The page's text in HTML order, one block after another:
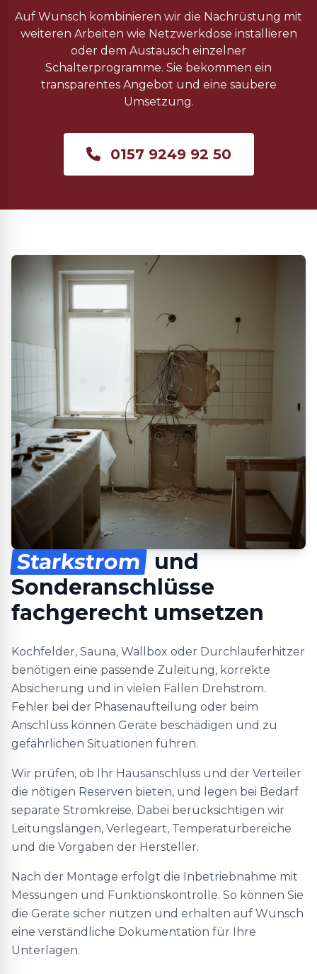
Auf Wunsch kombinieren wir die Nachrüstung mit
weiteren Arbeiten wie Netzwerkdose installieren
oder dem Austausch einzelner
Schalterprogramme. Sie bekommen ein
transparentes Angebot und eine saubere
Umsetzung.
0157 9249 92 50
Starkstrom
und
Sonderanschlüsse
fachgerecht umsetzen
Kochfelder, Sauna, Wallbox oder Durchlauferhitzer
benötigen eine passende Zuleitung, korrekte
Absicherung und in vielen Fällen Drehstrom.
Fehler bei der Phasenaufteilung oder beim
Anschluss können Geräte beschädigen und zu
gefährlichen Situationen führen.
Wir prüfen, ob Ihr Hausanschluss und der Verteiler
die nötigen Reserven bieten, und legen bei Bedarf
separate Stromkreise. Dabei berücksichtigen wir
Leitungslängen, Verlegeart, Temperaturbereiche
und die Vorgaben der Hersteller.
Nach der Montage erfolgt die Inbetriebnahme mit
Messungen und Funktionskontrolle. So können Sie
die Geräte sicher nutzen und erhalten auf Wunsch
eine verständliche Dokumentation für Ihre
Unterlagen.